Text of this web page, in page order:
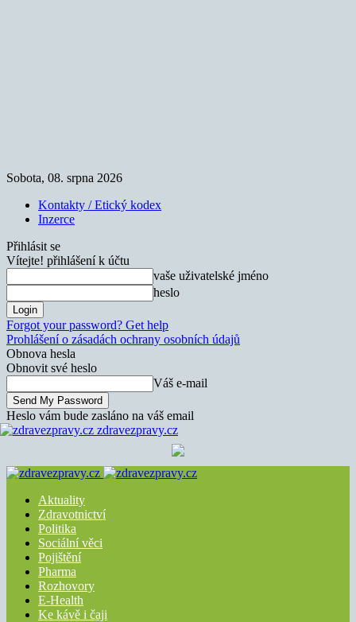
Sobota, 08. srpna 2026
Kontakty / Etický kodex
Inzerce
Přihlásit se
Vítejte! přihlášení k účtu
vaše uživatelské jméno
heslo
Forgot your password? Get help
Prohlášení o zásadách ochrany osobních údajů
Obnova hesla
Obnovit své heslo
Váš e-mail
Heslo vám bude zasláno na váš email
zdravezpravy.cz
Aktuality
Zdravotnictví
Politika
Sociální věci
Pojištění
Pharma
Rozhovory
E-Health
Ke kávě i čaji